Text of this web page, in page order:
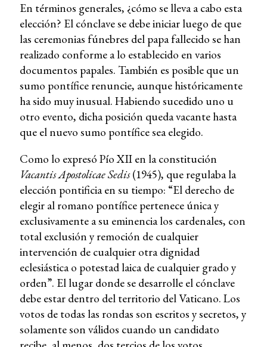
En términos generales, ¿cómo se lleva a cabo esta
elección? El cónclave se debe iniciar luego de que
las ceremonias fúnebres del papa fallecido se han
realizado conforme a lo establecido en varios
documentos papales. También es posible que un
sumo pontífice renuncie, aunque históricamente
ha sido muy inusual. Habiendo sucedido uno u
otro evento, dicha posición queda vacante hasta
que el nuevo sumo pontífice sea elegido.
Como lo expresó Pío XII en la constitución
Vacantis Apostolicae Sedis(1945), que regulaba la
elección pontificia en su tiempo: “El derecho de
elegir al romano pontífice pertenece única y
exclusivamente a su eminencia los cardenales, con
total exclusión y remoción de cualquier
intervención de cualquier otra dignidad
eclesiástica o potestad laica de cualquier grado y
orden”. El lugar donde se desarrolle el cónclave
debe estar dentro del territorio del Vaticano. Los
votos de todas las rondas son escritos y secretos, y
solamente son válidos cuando un candidato